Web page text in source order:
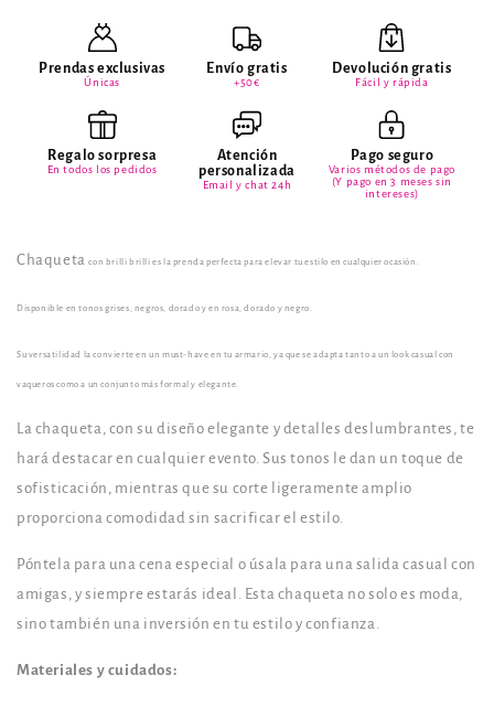
Prendas exclusivas
Únicas
Envío gratis
+50€
Devolución gratis
Fácil y rápida
Regalo sorpresa
En todos los pedidos
Atención
personalizada
Email y chat 24h
Pago seguro
Varios métodos de pago
(Y pago en 3 meses sin
intereses)
Chaquetacon brilli brilli es la prenda perfecta para elevar tu estilo en cualquier ocasión.
Disponible en tonos grises, negros, dorado y en rosa, dorado y negro.
Su versatilidad la convierte en un must-have en tu armario, ya que se adapta tanto a un look casual con
vaqueros como a un conjunto más formal y elegante.
La chaqueta, con su diseño elegante y detalles deslumbrantes, te
hará destacar en cualquier evento. Sus tonos le dan un toque de
sofisticación, mientras que su corte ligeramente amplio
proporciona comodidad sin sacrificar el estilo.
Póntela para una cena especial o úsala para una salida casual con
amigas, y siempre estarás ideal. Esta chaqueta no solo es moda,
sino también una inversión en tu estilo y confianza.
Materiales y cuidados: